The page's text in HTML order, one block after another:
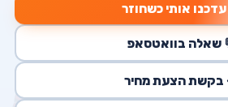
אותי כשחוזר
שאלה בוואטסאפ
בקשת הצעת מחיר